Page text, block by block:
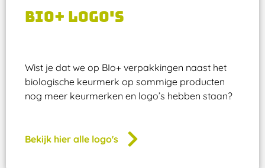
Bio+ logo's
Wist je dat we op BIo+ verpakkingen naast het
biologische keurmerk op sommige producten
nog meer keurmerken en logo’s hebben staan?
Bekijk hier alle logo's